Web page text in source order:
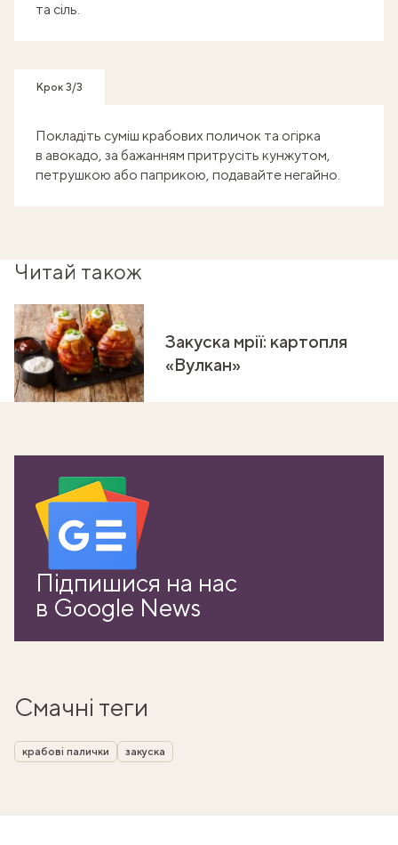
та сіль.
Крок 3/3
Покладіть суміш крабових поличок та огірка
в авокадо, за бажанням притрусіть кунжутом,
петрушкою або паприкою, подавайте негайно.
Читай також
Закуска мрії: картопля
«Вулкан»
Підпишися на нас
в Google News
Смачні теги
крабові палички закуска